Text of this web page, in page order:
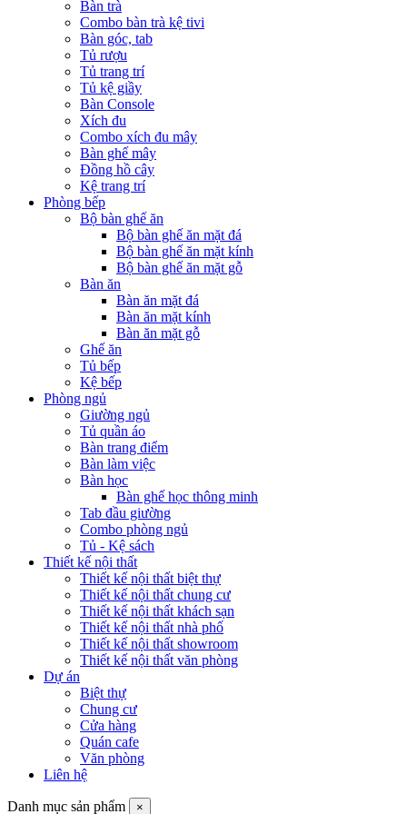
Bàn trà
Combo bàn trà kệ tivi
Bàn góc, tab
Tủ rượu
Tủ trang trí
Tủ kệ giầy
Bàn Console
Xích đu
Combo xích đu mây
Bàn ghế mây
Đồng hồ cây
Kệ trang trí
Phòng bếp
Bộ bàn ghế ăn
Bộ bàn ghế ăn mặt đá
Bộ bàn ghế ăn mặt kính
Bộ bàn ghế ăn mặt gỗ
Bàn ăn
Bàn ăn mặt đá
Bàn ăn mặt kính
Bàn ăn mặt gỗ
Ghế ăn
Tủ bếp
Kệ bếp
Phòng ngủ
Giường ngủ
Tủ quần áo
Bàn trang điểm
Bàn làm việc
Bàn học
Bàn ghế học thông minh
Tab đầu giường
Combo phòng ngủ
Tủ - Kệ sách
Thiết kế nội thất
Thiết kế nội thất biệt thự
Thiết kế nội thất chung cư
Thiết kế nội thất khách sạn
Thiết kế nội thất nhà phố
Thiết kế nội thất showroom
Thiết kế nội thất văn phòng
Dự án
Biệt thự
Chung cư
Cửa hàng
Quán cafe
Văn phòng
Liên hệ
Danh mục sản phẩm ×